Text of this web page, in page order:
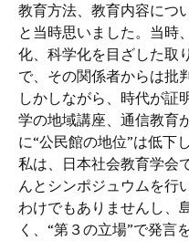
教育方法、教育内容につ
と当時思いました。当時
化、科学化を目ざした取
で、その関係者からは批
しかしながら、時代が証
学の地域講座、通信教育
に“公民館の地位”は低下
私は、日本社会教育学会
んとシンポジュウムを行
わけでもありませんし、
く、“第３の立場”で発言